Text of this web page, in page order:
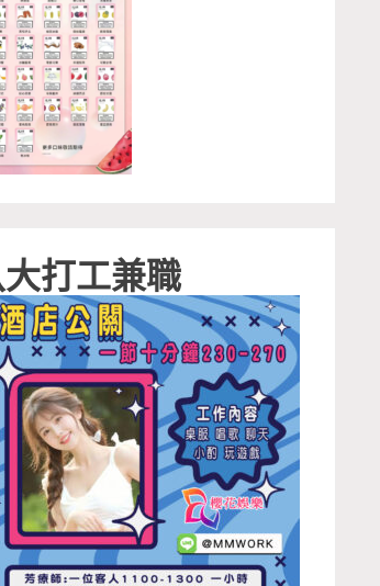
打工兼職